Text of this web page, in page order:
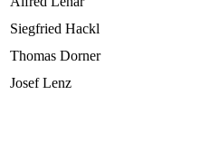
Siegfried Hackl
Thomas Dorner
Josef Lenz